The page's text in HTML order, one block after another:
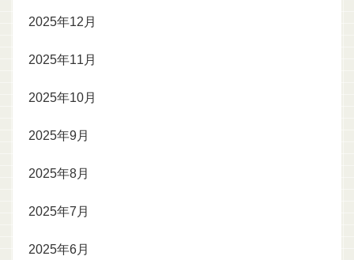
2025年12月
2025年11月
2025年10月
2025年9月
2025年8月
2025年7月
2025年6月